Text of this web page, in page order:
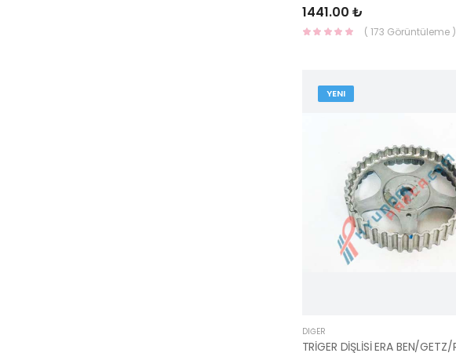
1441.00 ₺
( 173 Görüntüleme )
YENI
DIĞER